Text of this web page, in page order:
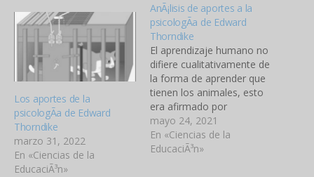
Los aportes de la
psicologÃ­a de Edward
Thorndike
marzo 31, 2022
En «Ciencias de la
EducaciÃ³n»
AnÃ¡lisis de aportes a la
psicologÃ­a de Edward
Thorndike
El aprendizaje humano no
difiere cualitativamente de
la forma de aprender que
tienen los animales, esto
era afirmado por
Thorndike. Eso llevaba
automÃ¡ticamente a la
conclusiÃ³n de que, dado
mayo 24, 2021
En «Ciencias de la
EducaciÃ³n»